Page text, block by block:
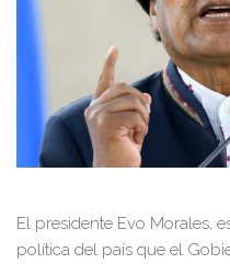
El presidente Evo Morales,
política del país que el